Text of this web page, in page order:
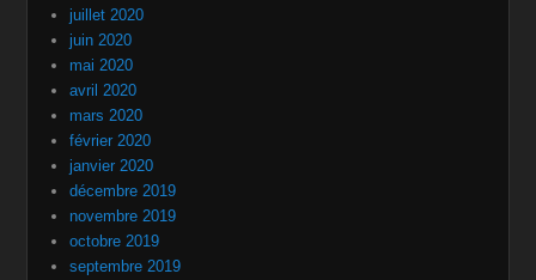
juillet 2020
juin 2020
mai 2020
avril 2020
mars 2020
février 2020
janvier 2020
décembre 2019
novembre 2019
octobre 2019
septembre 2019